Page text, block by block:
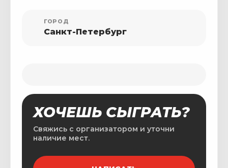
ГОРОД
Санкт-Петербург
ХОЧЕШЬ СЫГРАТЬ?
Свяжись с организатором и уточни
наличие мест.